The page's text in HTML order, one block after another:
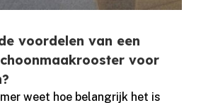
voordelen van een
voor
weet hoe belangrijk het is